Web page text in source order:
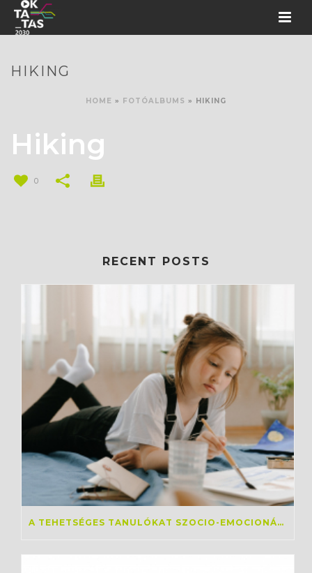
HIKING
HOME » FOTÓALBUMS » HIKING
Hiking
0
RECENT POSTS
A TEHETSÉGES TANULÓKAT SZOCIO-EMOCIONÁLIS TÉREN IS TÁMOGATNI KELL